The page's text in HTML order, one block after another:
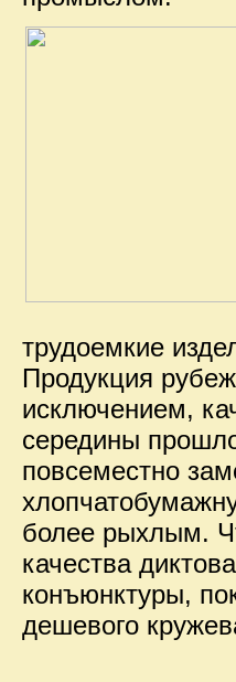
трудоемкие
Продукция
исключением,
середины
повсеместно
более рыхлым.
качества
конъюнктуры,
дешевого